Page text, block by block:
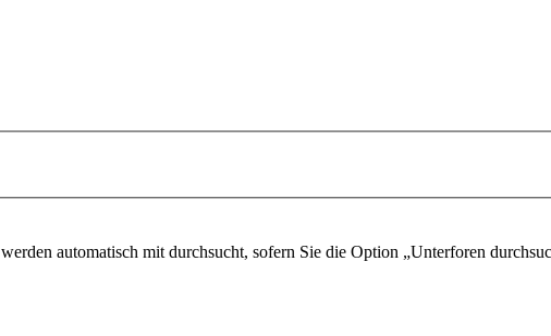
automatisch mit durchsucht, sofern Sie die Option „Unterforen